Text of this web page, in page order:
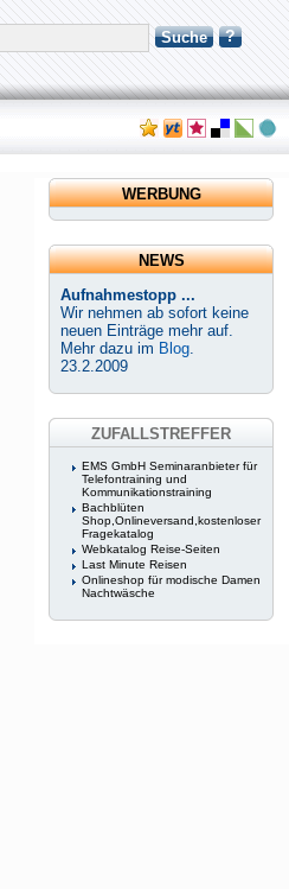
Suche ?
WERBUNG
NEWS
Aufnahmestopp ...
Wir nehmen ab sofort keine
neuen Einträge mehr auf.
Mehr dazu im Blog.
23.2.2009
ZUFALLSTREFFER
EMS GmbH Seminaranbieter für
Telefontraining und
Kommunikationstraining
Bachblüten
Shop,Onlineversand,kostenloser
Fragekatalog
Webkatalog Reise-Seiten
Last Minute Reisen
Onlineshop für modische Damen
Nachtwäsche